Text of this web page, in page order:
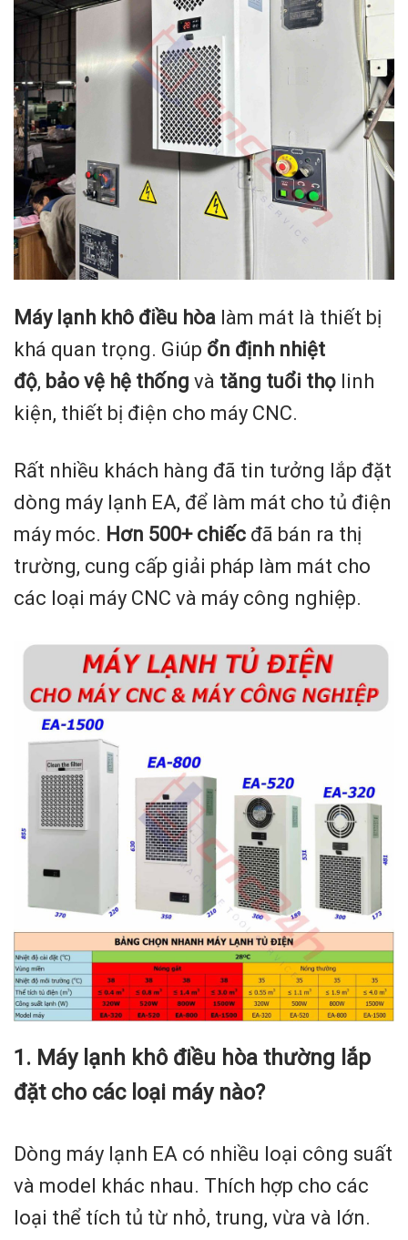
Máy lạnh khô điều hòa làm mát là thiết bị
khá quan trọng. Giúp ổn định nhiệt
độ, bảo vệ hệ thống và tăng tuổi thọ linh
kiện, thiết bị điện cho máy CNC.
Rất nhiều khách hàng đã tin tưởng lắp đặt
dòng máy lạnh EA, để làm mát cho tủ điện
máy móc. Hơn 500+ chiếc đã bán ra thị
trường, cung cấp giải pháp làm mát cho
các loại máy CNC và máy công nghiệp.
1. Máy lạnh khô điều hòa thường lắp
đặt cho các loại máy nào?
Dòng máy lạnh EA có nhiều loại công suất
và model khác nhau. Thích hợp cho các
loại thể tích tủ từ nhỏ, trung, vừa và lớn.